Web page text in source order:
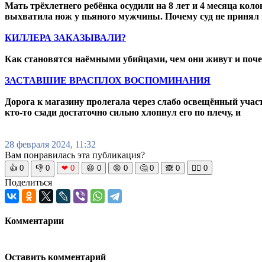
Мать трёхлетнего ребёнка осудили на 8 лет и 4 месяца
выхватила нож у пьяного мужчины. Почему суд не принял
КИЛЛЕРА ЗАКАЗЫВАЛИ?
Как становятся наёмными убийцами, чем они живут и
ЗАСТАВШИЕ ВРАСПЛОХ ВОСПОМИНАНИЯ
Дорога к магазину пролегала через слабо освещённый
кто-то сзади достаточно сильно хлопнул его по плечу, и
28 февраля 2024, 11:32
Вам понравилась эта публикация?
👍 0 👎 0 ❤ 0 😆 0 😡 0 🤔 0 🙈 0 🧘‍♀️ 0
Поделиться
Комментарии
Оставить комментарий